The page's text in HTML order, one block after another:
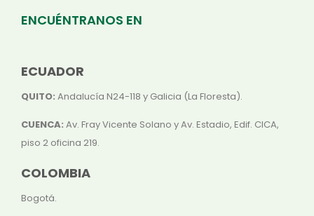
ENCUÉNTRANOS EN
ECUADOR
QUITO: Andalucía N24-118 y Galicia (La Floresta).
CUENCA: Av. Fray Vicente Solano y Av. Estadio, Edif. CICA,
piso 2 oficina 219.
COLOMBIA
Bogotá.